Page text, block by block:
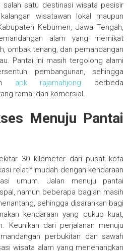
salah satu destinasi wisata pesisir
wisatawan lokal maupun
Kebumen, Jawa Tengah,
alam yang memikat
ombak tenang, dan pemandangan
Pantai ini masih tergolong alami
pembangunan, sehingga
apk rajamahjong berbeda
ramai dan komersial.
Menuju Pantai
30 kilometer dari pusat kota
relatif mudah dengan kendaraan
umum. Jalan menuju pantai
namun beberapa bagian masih
sehingga disarankan bagi
kendaraan yang cukup kuat,
Keunikan dari perjalanan menuju
perbukitan dan sawah
wisata alam yang menenangkan